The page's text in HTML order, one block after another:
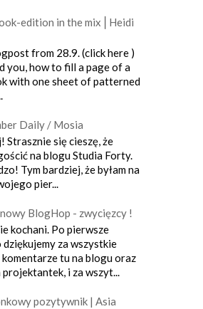
edition in the mix⎪Heidi
from 28.9. (click here )
you, how to fill a page of a
with one sheet of patterned
Daily / Mosia
Strasznie się cieszę, że
na blogu Studia Forty.
Tym bardziej, że byłam na
pier...
BlogHop - zwycięzcy !
kochani. Po pierwsze
dziękujemy za wszystkie
komentarze tu na blogu oraz
i za wszyt...
pozytywnik | Asia